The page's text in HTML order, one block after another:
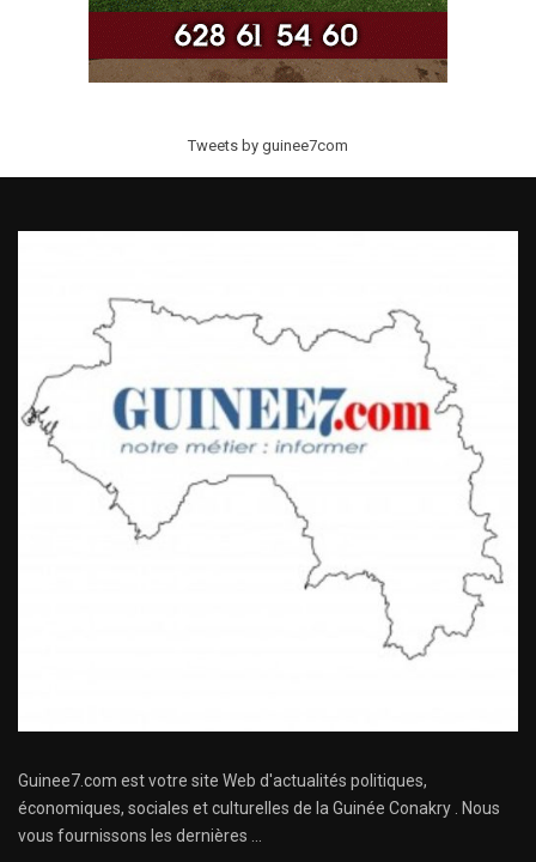
Tweets by guinee7com
Guinee7.com est votre site Web d'actualités politiques,
économiques, sociales et culturelles de la Guinée Conakry . Nous
vous fournissons les dernières ...